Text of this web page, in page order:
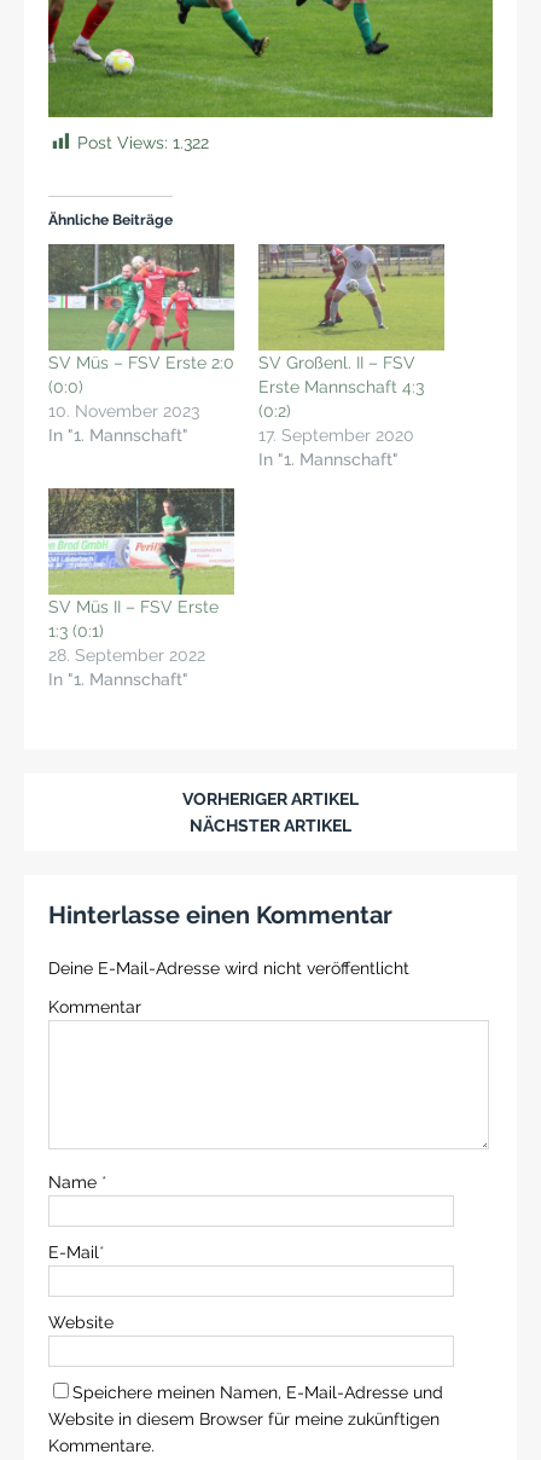
Post Views: 1.322
Ähnliche Beiträge
SV Müs – FSV Erste 2:0
(0:0)
10. November 2023
In "1. Mannschaft"
SV Großenl. II – FSV
Erste Mannschaft 4:3
(0:2)
17. September 2020
In "1. Mannschaft"
SV Müs II – FSV Erste
1:3 (0:1)
28. September 2022
In "1. Mannschaft"
VORHERIGER ARTIKEL
NÄCHSTER ARTIKEL
Hinterlasse einen Kommentar
Deine E-Mail-Adresse wird nicht veröffentlicht
Kommentar
Name *
E-Mail*
Website
Speichere meinen Namen, E-Mail-Adresse und
Website in diesem Browser für meine zukünftigen
Kommentare.